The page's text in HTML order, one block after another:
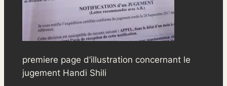
premiere page d’illustration concernant le
jugement Handi Shili